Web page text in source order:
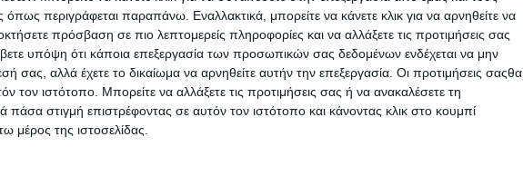
περιγράφεται παραπάνω. Εναλλακτικά, μπορείτε να κάνετε κλικ για να αρνηθείτε να
πρόσβαση σε πιο λεπτομερείς πληροφορίες και να αλλάξετε τις προτιμήσεις σας
υπόψη ότι κάποια επεξεργασία των προσωπικών σας δεδομένων ενδέχεται να μην
σας, αλλά έχετε το δικαίωμα να αρνηθείτε αυτήν την επεξεργασία. Οι προτιμήσεις σαςθα
τον ιστότοπο. Μπορείτε να αλλάξετε τις προτιμήσεις σας ή να ανακαλέσετε τη
στιγμή επιστρέφοντας σε αυτόν τον ιστότοπο και κάνοντας κλικ στο κουμπί
μέρος της ιστοσελίδας.
πολιτών που πήρατε με παράνομες απευθείας αναθέσεις για να τα
και αλληλέγγυα οικονομία ανήκει στην κοινωνία και στους φορείς της και
βάρος της με ανεξέλεγκτες κρατικές χορηγίες.
ΚΑΛΟ Αττικής και από τον Περιφερειακό Μηχανισμό ΚΟΙΝΣΕΠ Αττικής
εμφάνιση της κοινωνικής και αλληλέγγυας οικονομίας και του θεσμού
των πρώτων κοινωνικών συνεταιρισμών (ΚΟΙΣΠΕ) στην Ελλάδα και το πεδίο
που έρχονται από πολύ παλιά το καθυποτάσσουν στην αφάνεια.